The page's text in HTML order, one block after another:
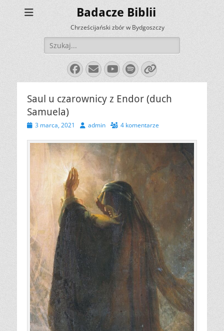
Badacze Biblii
Chrześcijański zbór w Bydgoszczy
Szukaj:
Facebook
E-
mail
YouTube
Spotify
Link
Saul u czarownicy z Endor (duch
Samuela)
Opublikowano
3 marca, 2021 Autoradmin 4 komentarze